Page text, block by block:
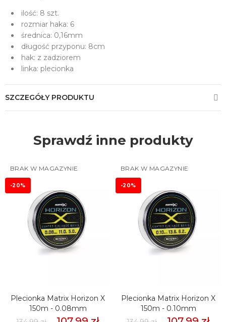
ilość: 8 szt.
rozmiar haka: 6
średnica: 0,16mm
długość przyponu: 8cm
hak: z zadziorem
linka: plecionka
SZCZEGÓŁY PRODUKTU
Sprawdź inne produkty
BRAK W MAGAZYNIE
-20%
Plecionka Matrix Horizon X
150m - 0.08mm
BRAK W MAGAZYNIE
-20%
Plecionka Matrix Horizon X
150m - 0.10mm